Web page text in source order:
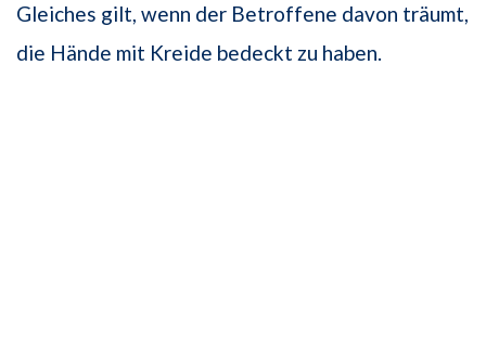
Gleiches gilt, wenn der Betroffene davon träumt,
die Hände mit Kreide bedeckt zu haben.